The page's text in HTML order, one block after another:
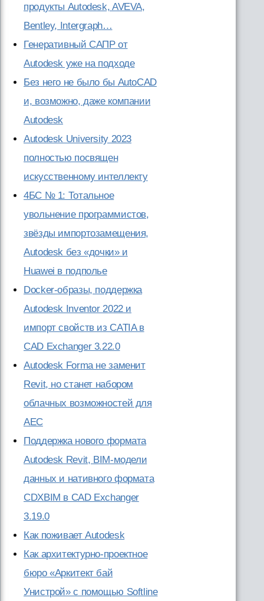
продукты Autodesk, AVEVA,
Bentley, Intergraph…
Генеративный САПР от
Autodesk уже на подходе
Без него не было бы AutoCAD
и, возможно, даже компании
Autodesk
Autodesk University 2023
полностью посвящен
искусственному интеллекту
4БС № 1: Тотальное
увольнение программистов,
звёзды импортозамещения,
Autodesk без «дочки» и
Huawei в подполье
Docker-образы, поддержка
Autodesk Inventor 2022 и
импорт свойств из CATIA в
CAD Exchanger 3.22.0
Autodesk Forma не заменит
Revit, но станет набором
облачных возможностей для
AEC
Поддержка нового формата
Autodesk Revit, BIM-модели
данных и нативного формата
CDXBIM в CAD Exchanger
3.19.0
Как поживает Autodesk
Как архитектурно-проектное
бюро «Аркитект бай
Унистрой» с помощью Softline